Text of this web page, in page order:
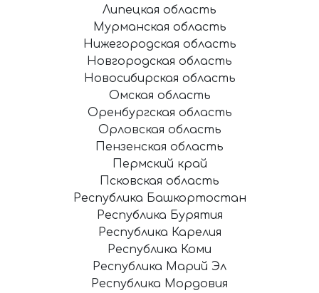
Липецкая область
Мурманская область
Нижегородская область
Новгородская область
Новосибирская область
Омская область
Оренбургская область
Орловская область
Пензенская область
Пермский край
Псковская область
Республика Башкортостан
Республика Бурятия
Республика Карелия
Республика Коми
Республика Марий Эл
Республика Мордовия